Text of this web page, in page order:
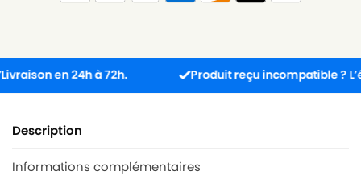
en 24h à 72h. Produit reçu incompatible ?
Description
Informations complémentaires